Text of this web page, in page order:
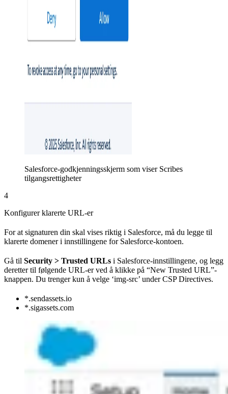
Salesforce-godkjenningsskjerm som viser Scribes
tilgangsrettigheter
4
Konfigurer klarerte URL-er
For at signaturen din skal vises riktig i Salesforce, må du legge til
klarerte domener i innstillingene for Salesforce-kontoen.
Gå til Security > Trusted URLs i Salesforce-innstillingene, og legg
deretter til følgende URL-er ved å klikke på “New Trusted URL”-
knappen. Du trenger kun å velge ‘img-src’ under CSP Directives.
*.sendassets.io
*.sigassets.com